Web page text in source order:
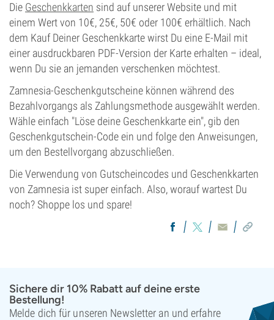
Die Geschenkkarten sind auf unserer Website und mit
einem Wert von 10€, 25€, 50€ oder 100€ erhältlich. Nach
dem Kauf Deiner Geschenkkarte wirst Du eine E-Mail mit
einer ausdruckbaren PDF-Version der Karte erhalten – ideal,
wenn Du sie an jemanden verschenken möchtest.
Zamnesia-Geschenkgutscheine können während des
Bezahlvorgangs als Zahlungsmethode ausgewählt werden.
Wähle einfach "Löse deine Geschenkkarte ein", gib den
Geschenkgutschein-Code ein und folge den Anweisungen,
um den Bestellvorgang abzuschließen.
Die Verwendung von Gutscheincodes und Geschenkkarten
von Zamnesia ist super einfach. Also, worauf wartest Du
noch? Shoppe los und spare!
Sichere dir 10% Rabatt auf deine erste
Bestellung!
Melde dich für unseren Newsletter an und erfahre